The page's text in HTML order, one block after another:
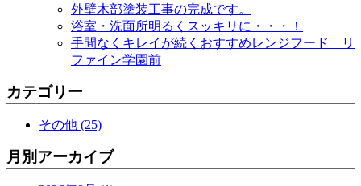
外壁木部塗装工事の完成です。
浴室・洗面所明るくスッキリに・・・！
手間なくキレイが続くおすすめレンジフード リ
ファイン学園前
カテゴリー
その他 (25)
月別アーカイブ